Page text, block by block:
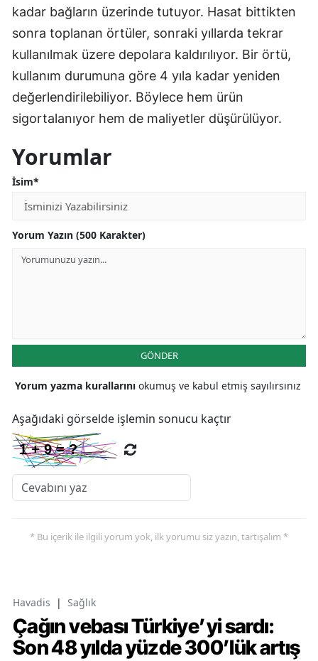
kadar bağların üzerinde tutuyor. Hasat bittikten
sonra toplanan örtüler, sonraki yıllarda tekrar
kullanılmak üzere depolara kaldırılıyor. Bir örtü,
kullanım durumuna göre 4 yıla kadar yeniden
değerlendirilebiliyor. Böylece hem ürün
sigortalanıyor hem de maliyetler düşürülüyor.
Yorumlar
İsim*
Yorum Yazın (500 Karakter)
GÖNDER
Yorum yazma kurallarını okumuş ve kabul etmiş sayılırsınız
Aşağıdaki görselde işlemin sonucu kaçtır
* Bu içerik ile ilgili yorum yok, ilk yorumu siz yazın, tartışalım *
Havadis | Sağlık
Çağın vebası Türkiye’yi sardı:
Son 48 yılda yüzde 300’lük artış